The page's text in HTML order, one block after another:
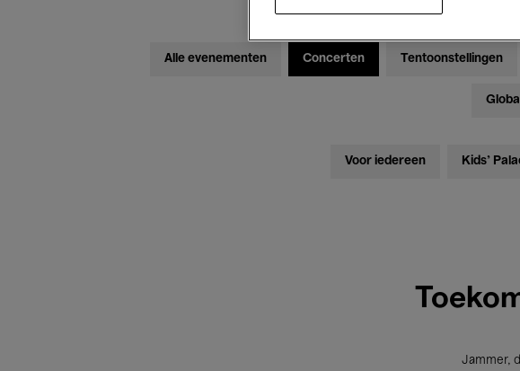
Alle evenementen Concerten Tentoonstellingen
Voor iedereen Kids’
Jammer,